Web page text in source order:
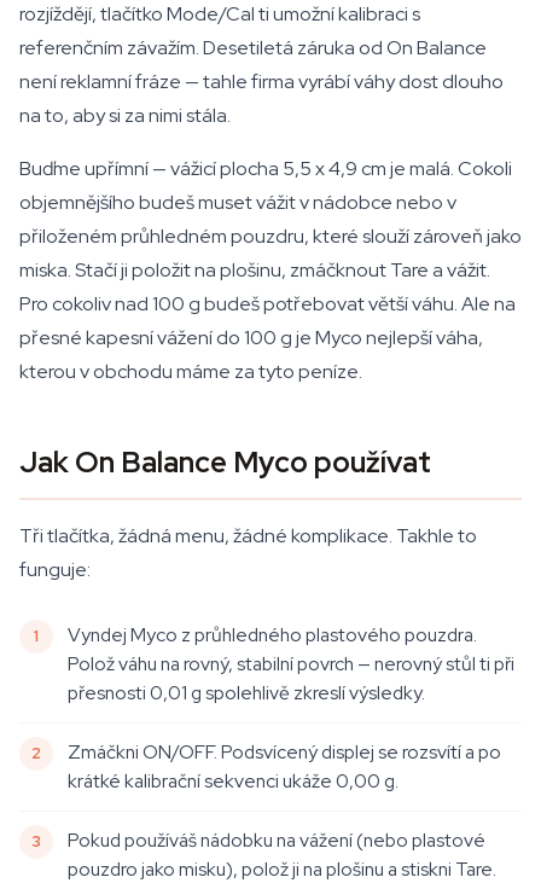
rozjíždějí, tlačítko Mode/Cal ti umožní kalibraci s
referenčním závažím. Desetiletá záruka od On Balance
není reklamní fráze — tahle firma vyrábí váhy dost dlouho
na to, aby si za nimi stála.
Buďme upřímní — vážicí plocha 5,5 x 4,9 cm je malá. Cokoli
objemnějšího budeš muset vážit v nádobce nebo v
přiloženém průhledném pouzdru, které slouží zároveň jako
miska. Stačí ji položit na plošinu, zmáčknout Tare a vážit.
Pro cokoliv nad 100 g budeš potřebovat větší váhu. Ale na
přesné kapesní vážení do 100 g je Myco nejlepší váha,
kterou v obchodu máme za tyto peníze.
Jak On Balance Myco používat
Tři tlačítka, žádná menu, žádné komplikace. Takhle to
funguje:
Vyndej Myco z průhledného plastového pouzdra.
Polož váhu na rovný, stabilní povrch — nerovný stůl ti při
přesnosti 0,01 g spolehlivě zkreslí výsledky.
Zmáčkni ON/OFF. Podsvícený displej se rozsvítí a po
krátké kalibrační sekvenci ukáže 0,00 g.
Pokud používáš nádobku na vážení (nebo plastové
pouzdro jako misku), polož ji na plošinu a stiskni Tare.